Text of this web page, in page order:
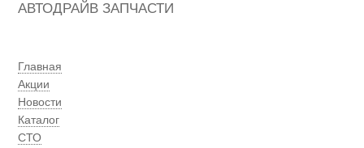
АВТОДРАЙВ ЗАПЧАСТИ
Главная
Акции
Новости
Каталог
СТО